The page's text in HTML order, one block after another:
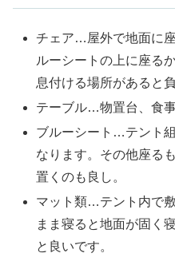
チェア…屋外で地面に
ルーシートの上に座る
息付ける場所があると
テーブル…物置台、食事
ブルーシート…テント
なります。その他座る
置くのも良し。
マット類…テント内で
まま寝ると地面が固く
と良いです。